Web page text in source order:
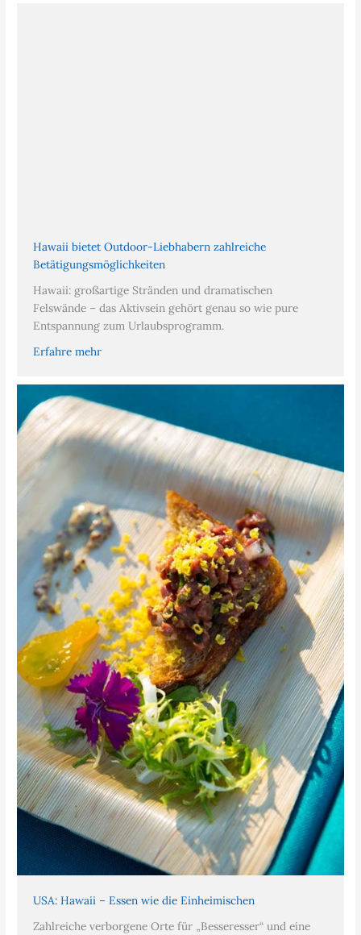
Hawaii bietet Outdoor-Liebhabern zahlreiche
Betätigungsmöglichkeiten
Hawaii: großartige Stränden und dramatischen
Felswände – das Aktivsein gehört genau so wie pure
Entspannung zum Urlaubsprogramm.
Erfahre mehr
USA: Hawaii – Essen wie die Einheimischen
Zahlreiche verborgene Orte für „Besseresser“ und eine